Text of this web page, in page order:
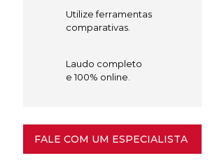
Utilize ferramentas
comparativas.
Laudo completo
e 100% online.
FALE COM UM ESPECIALISTA